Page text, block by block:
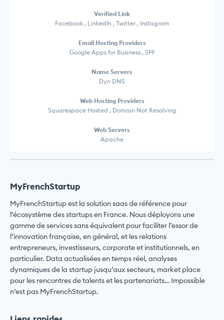
Verified Link
Facebook , LinkedIn , Twitter , Instagram
Email Hosting Providers
Google Apps for Business , SPF
Name Servers
Dyn DNS
Web Hosting Providers
Squarespace Hosted , Domain Not Resolving
Web Servers
Apache
MyFrenchStartup
MyFrenchStartup est la solution saas de référence pour
l’écosystème des startups en France. Nous déployons une
gamme de services sans équivalent pour faciliter l’essor de
l’innovation française, en général, et les relations
entrepreneurs, investisseurs, corporate et institutionnels, en
particulier. Data actualisées en temps réel, analyses
dynamiques de la startup jusqu’aux secteurs, market place
pour les rencontres de talents et les partenariats… Impossible
n’est pas MyFrenchStartup.